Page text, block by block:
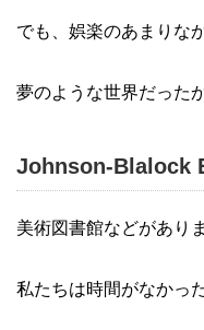
でも、娯楽のあまりな
夢のような世界だった
Johnson-Blalock
美術図書館などがあり
私たちは時間がなかっ